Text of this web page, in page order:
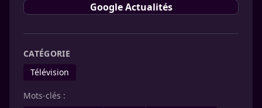
Google Actualités
CATÉGORIE
Télévision
Mots-clés :